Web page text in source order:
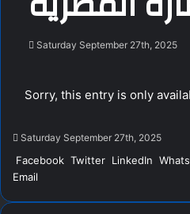
Saturday September 27th, 2025
Sorry, this entry is only
Saturday September 27th, 2025
Facebook Twitter LinkedIn
Email